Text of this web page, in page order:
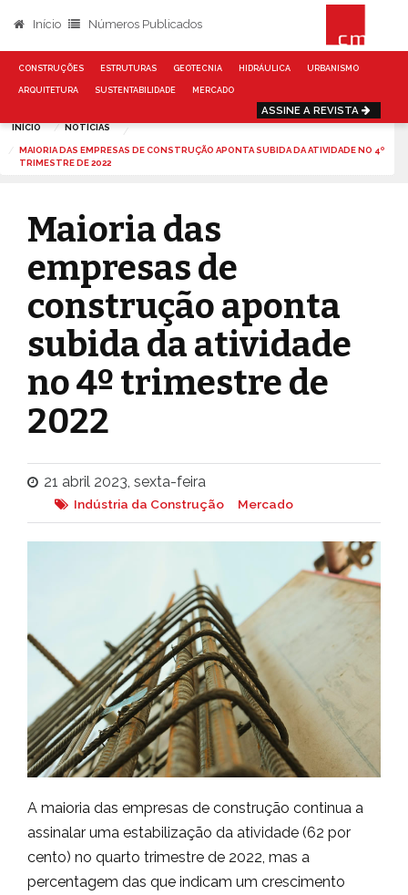
Início Números Publicados
CONSTRUÇÕES ESTRUTURAS GEOTECNIA HIDRÁULICA URBANISMO
ARQUITETURA SUSTENTABILIDADE MERCADO
ASSINE A REVISTA
INÍCIO NOTÍCIAS
MAIORIA DAS EMPRESAS DE CONSTRUÇÃO APONTA SUBIDA DA ATIVIDADE NO 4º
TRIMESTRE DE 2022
Maioria das
empresas de
construção aponta
subida da atividade
no 4º trimestre de
2022
21 abril 2023, sexta-feira
Indústria da Construção Mercado
A maioria das empresas de construção continua a
assinalar uma estabilização da atividade (62 por
cento) no quarto trimestre de 2022, mas a
percentagem das que indicam um crescimento